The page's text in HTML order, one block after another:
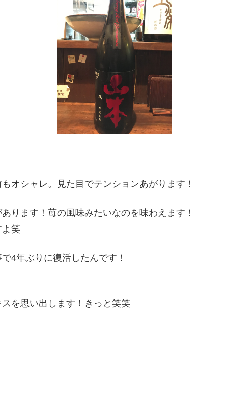
オシャレ。見た目でテンションあがります！
ります！苺の風味みたいなのを味わえます！
笑
4年ぶりに復活したんです！
を思い出します！きっと笑笑